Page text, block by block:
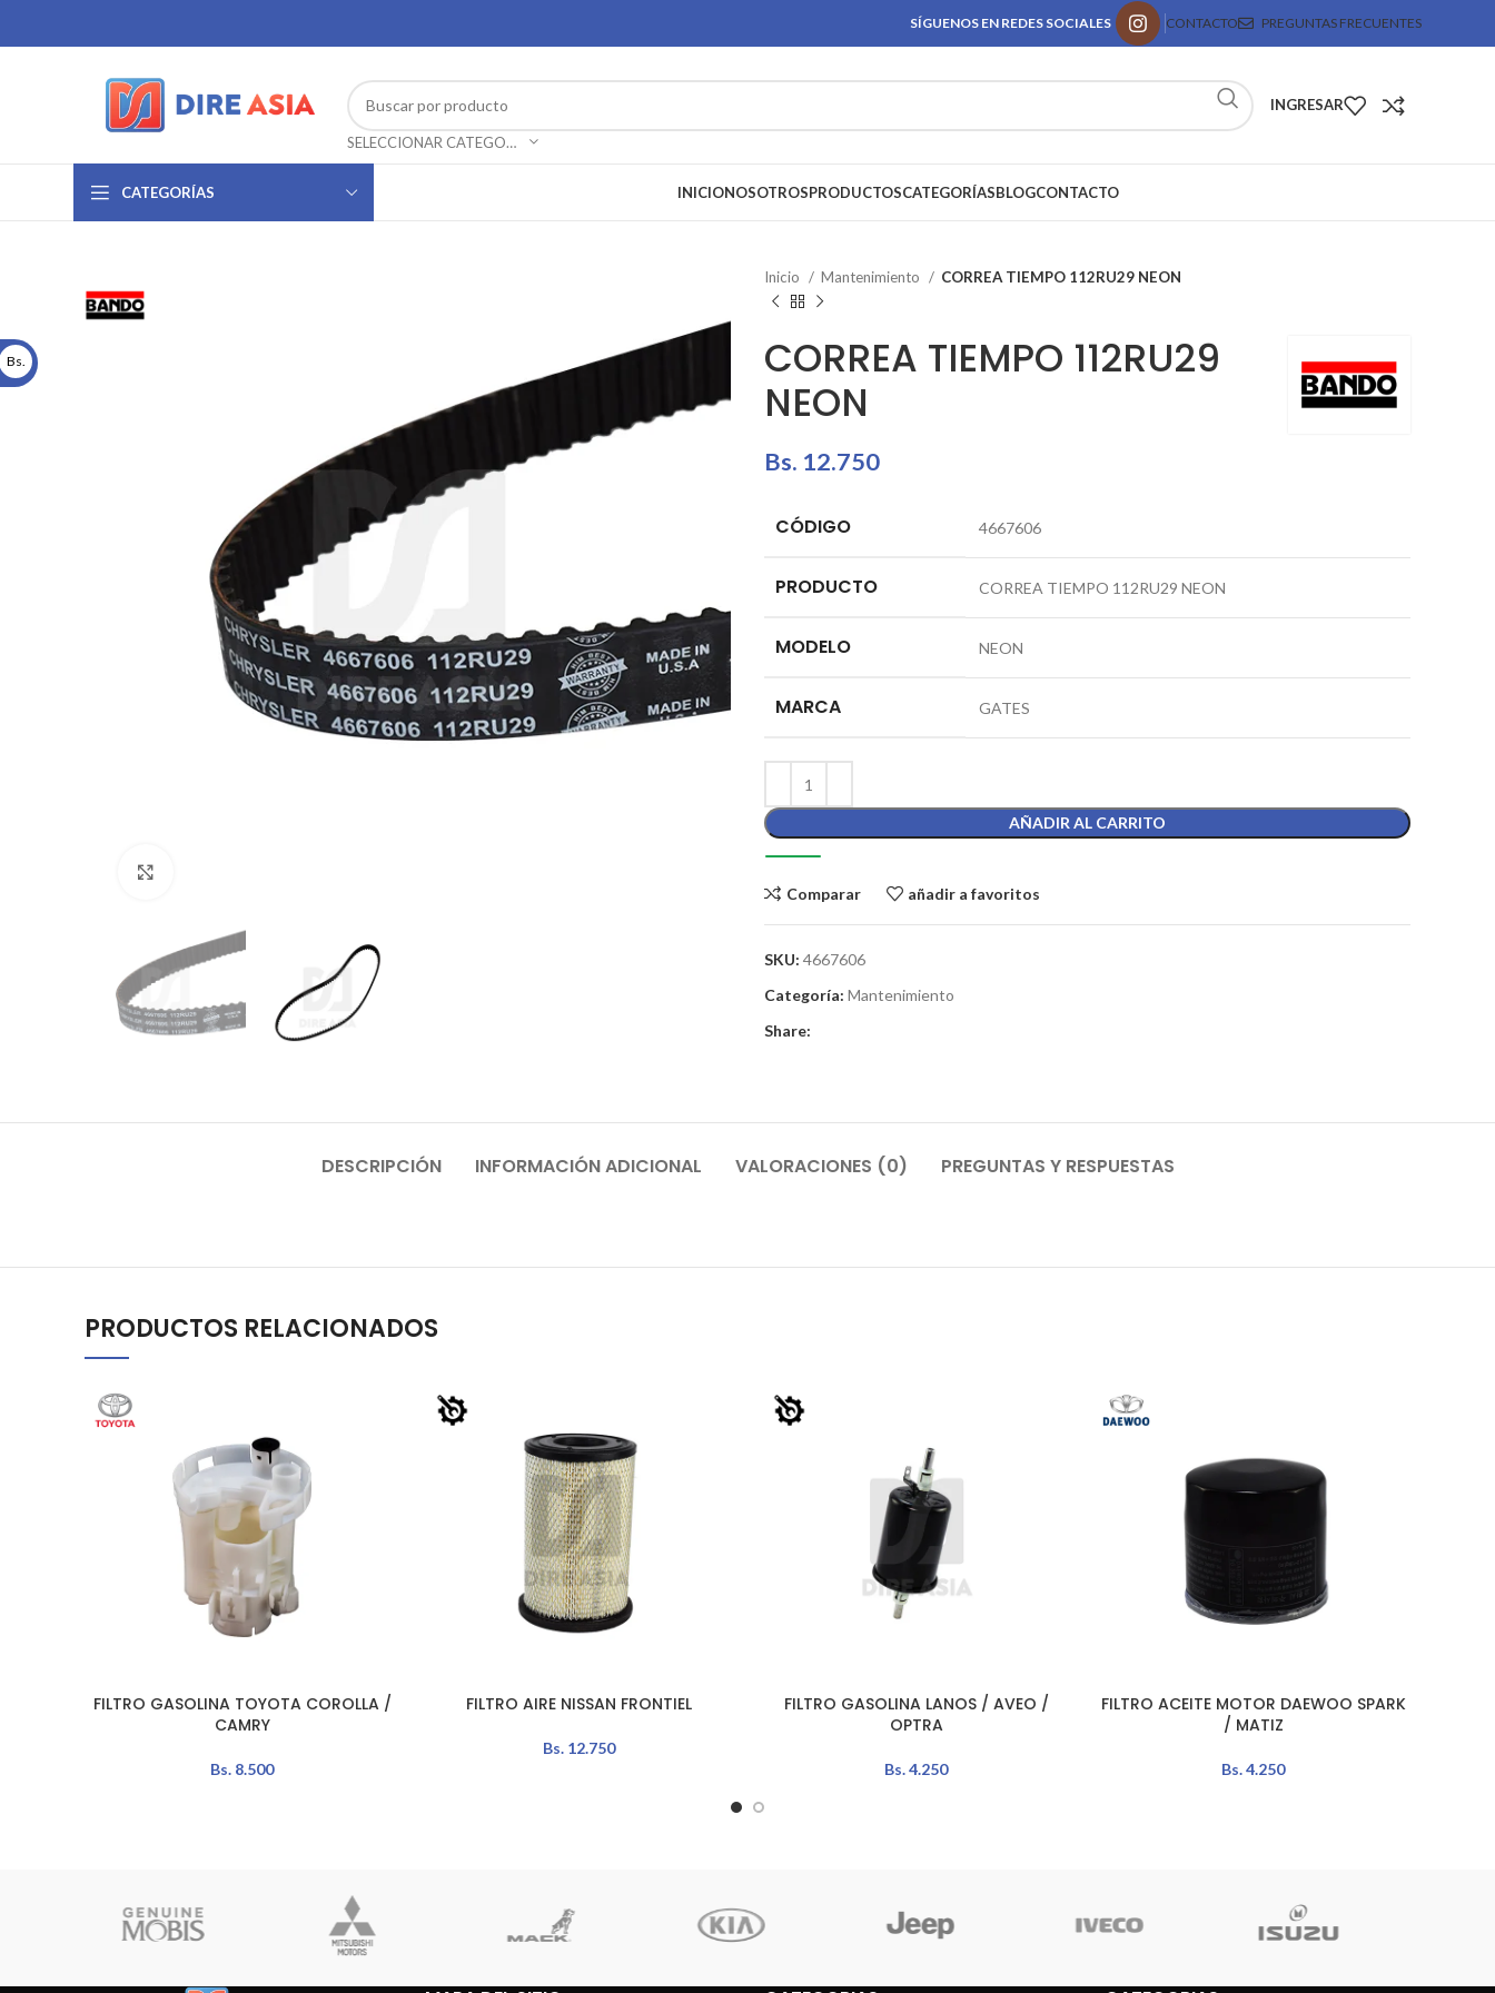
SÍGUENOS EN REDES SOCIALES CONTACTO PREGUNTAS FRECUENTES
SELECCIONAR CATEGORÍA
INGRESAR
CATEGORÍAS INICIONOSOTROSPRODUCTOSCATEGORÍASBLOGCONTACTO
Inicio Mantenimiento CORREA TIEMPO 112RU29 NEON
CORREA TIEMPO 112RU29
NEON
Bs. 12.750
CÓDIGO 4667606
PRODUCTO CORREA TIEMPO 112RU29 NEON
MODELO NEON
MARCA GATES
AÑADIR AL CARRITO
Comparar añadir a favoritos
SKU: 4667606
Categoría: Mantenimiento
Share:
DESCRIPCIÓN INFORMACIÓN ADICIONAL VALORACIONES (0) PREGUNTAS Y RESPUESTAS
PRODUCTOS RELACIONADOS
AÑADIR AL CARRITO
FILTRO GASOLINA TOYOTA COROLLA /
CAMRY
Bs. 8.500
AÑADIR AL CARRITO
FILTRO AIRE NISSAN FRONTIEL
Bs. 12.750
AÑADIR AL CARRITO
FILTRO GASOLINA LANOS / AVEO /
OPTRA
Bs.4.250
AÑADIR AL CARRITO
FILTRO ACEITE MOTOR DAEWOO SPARK
/ MATIZ
Bs.4.250
Bs.